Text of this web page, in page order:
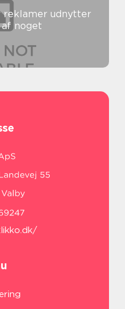
reklamer udnytter
noget